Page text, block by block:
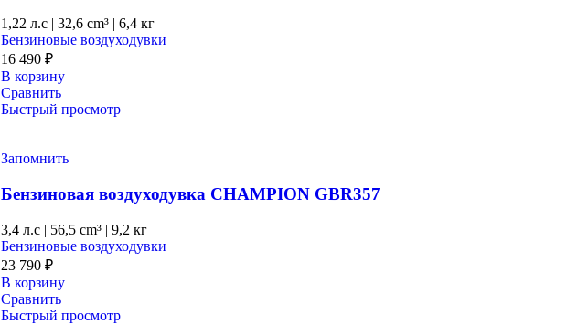
1,22 л.с | 32,6 cm³ | 6,4 кг
Бензиновые воздуходувки
16 490 ₽
В корзину
Сравнить
Быстрый просмотр
Запомнить
Бензиновая воздуходувка CHAMPION GBR357
3,4 л.с | 56,5 cm³ | 9,2 кг
Бензиновые воздуходувки
23 790 ₽
В корзину
Сравнить
Быстрый просмотр